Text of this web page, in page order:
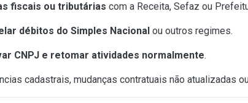
fiscais ou tributárias com a Receita, Sefaz ou
débitos do Simples Nacional ou outros regimes.
CNPJ e retomar atividades normalmente.
cadastrais, mudanças contratuais não atualizadas